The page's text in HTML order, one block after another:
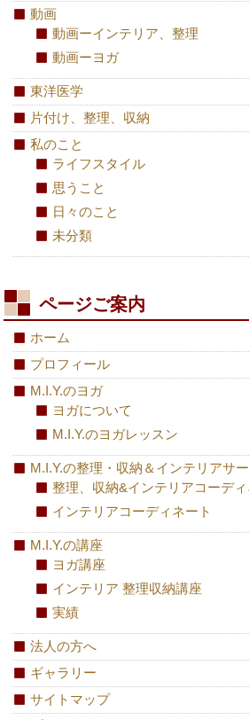
動画
動画ーインテリア、整理
動画ーヨガ
東洋医学
片付け、整理、収納
私のこと
ライフスタイル
思うこと
日々のこと
未分類
ページご案内
ホーム
プロフィール
M.I.Y.のヨガ
ヨガについて
M.I.Y.のヨガレッスン
M.I.Y.の整理・収納＆インテリアサ
整理、収納&インテリアコーディ
インテリアコーディネート
M.I.Y.の講座
ヨガ講座
インテリア 整理収納講座
実績
法人の方へ
ギャラリー
サイトマップ